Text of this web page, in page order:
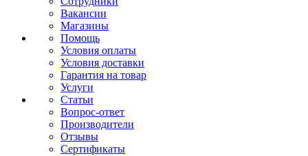
Вакансии
Магазины
Помощь
Условия оплаты
Условия доставки
Гарантия на товар
Услуги
Статьи
Вопрос-ответ
Производители
Отзывы
Сертификаты